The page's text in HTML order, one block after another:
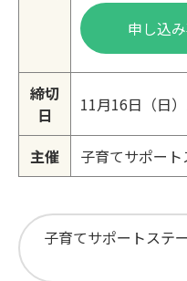
申し込
締切
日
11月16日（日
主催 子育てサポー
子育てサポートステ